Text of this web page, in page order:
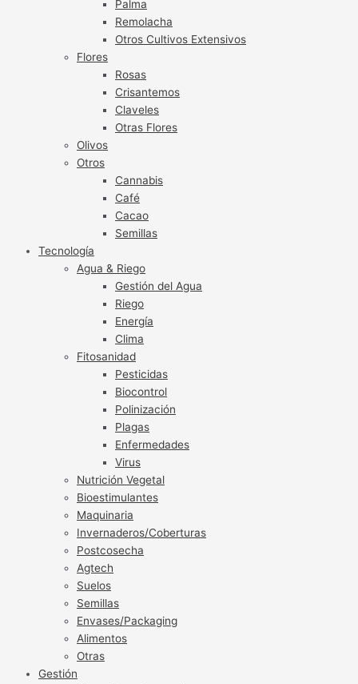
Palma
Remolacha
Otros Cultivos Extensivos
Flores
Rosas
Crisantemos
Claveles
Otras Flores
Olivos
Otros
Cannabis
Café
Cacao
Semillas
Tecnología
Agua & Riego
Gestión del Agua
Riego
Energía
Clima
Fitosanidad
Pesticidas
Biocontrol
Polinización
Plagas
Enfermedades
Virus
Nutrición Vegetal
Bioestimulantes
Maquinaria
Invernaderos/Coberturas
Postcosecha
Agtech
Suelos
Semillas
Envases/Packaging
Alimentos
Otras
Gestión